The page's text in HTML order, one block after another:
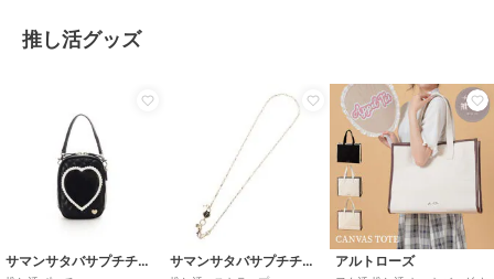
推し活グッズ
サマンサタバサプチチョイス サマンサタバサプチチョイス アルトローズ